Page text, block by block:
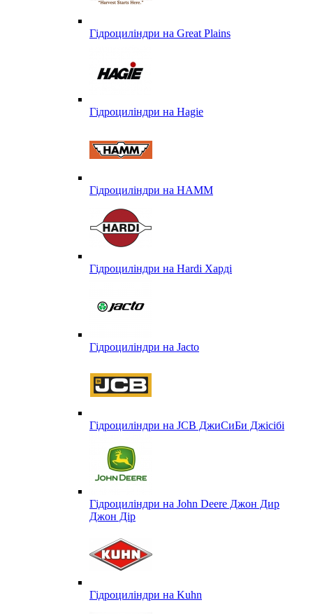
Гідроциліндри на Great Plains
Гідроциліндри на Hagie
Гідроциліндри на HAMM
Гідроциліндри на Hardi Харді
Гідроциліндри на Jacto
Гідроциліндри на JCB ДжиСиБи Джісібі
Гідроциліндри на John Deere Джон Дир
Джон Дір
Гідроциліндри на Kuhn